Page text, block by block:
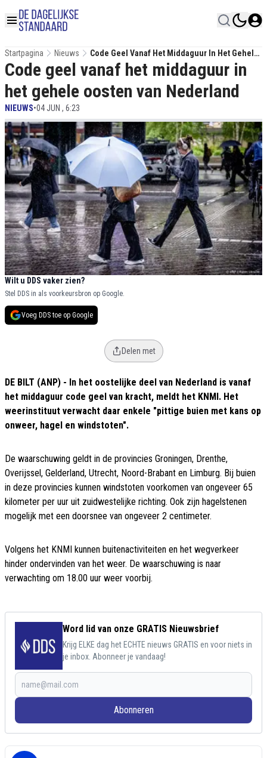
Startpagina Nieuws
Code Geel Vanaf Het Middaguur In Het Gehele
Oosten Van Nederland
Code geel vanaf het middaguur in
het gehele oosten van Nederland
NIEUWS•04 JUN , 6:23
Wilt u DDS vaker zien?
Stel DDS in als voorkeursbron op Google.
Voeg DDS toe op Google
Delen met
DE BILT (ANP) - In het oostelijke deel van Nederland is vanaf
het middaguur code geel van kracht, meldt het KNMI. Het
weerinstituut verwacht daar enkele "pittige buien met kans op
onweer, hagel en windstoten".
De waarschuwing geldt in de provincies Groningen, Drenthe,
Overijssel, Gelderland, Utrecht, Noord-Brabant en Limburg. Bij buien
in deze provincies kunnen windstoten voorkomen van ongeveer 65
kilometer per uur uit zuidwestelijke richting. Ook zijn hagelstenen
mogelijk met een doorsnee van ongeveer 2 centimeter.
Volgens het KNMI kunnen buitenactiviteiten en het wegverkeer
hinder ondervinden van het weer. De waarschuwing is naar
verwachting om 18.00 uur weer voorbij.
Word lid van onze GRATIS Nieuwsbrief
Krijg ELKE dag het ECHTE nieuws GRATIS en voor niets in
je inbox. Abonneer je vandaag!
Abonneren